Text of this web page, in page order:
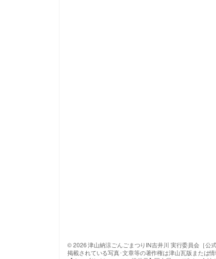
© 2026 津山納涼ごんごまつりIN吉井川 実行委員会［公式
掲載されている写真･文章等の著作権は津山瓦版または